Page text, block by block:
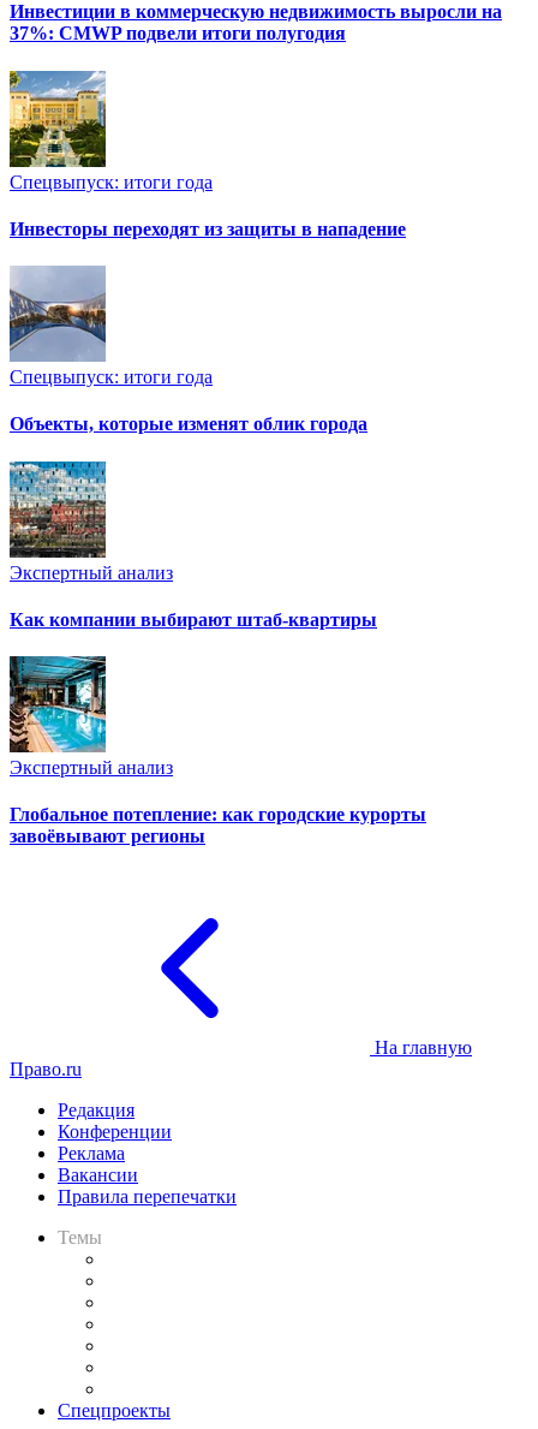
Инвестиции в коммерческую недвижимость выросли на
37%: CMWP подвели итоги полугодия
Спецвыпуск: итоги года
Инвесторы переходят из защиты в нападение
Спецвыпуск: итоги года
Объекты, которые изменят облик города
Экспертный анализ
Как компании выбирают штаб-квартиры
Экспертный анализ
Глобальное потепление: как городские курорты
завоёвывают регионы
На главную
Право.ru
Редакция
Конференции
Реклама
Вакансии
Правила перепечатки
Темы
Спецпроекты